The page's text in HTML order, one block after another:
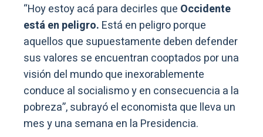
“Hoy estoy acá para decirles que Occidente
está en peligro. Está en peligro porque
aquellos que supuestamente deben defender
sus valores se encuentran cooptados por una
visión del mundo que inexorablemente
conduce al socialismo y en consecuencia a la
pobreza”, subrayó el economista que lleva un
mes y una semana en la Presidencia.